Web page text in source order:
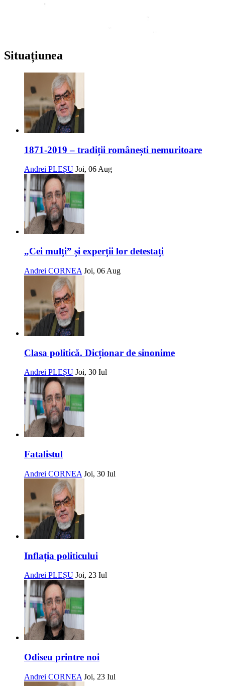
Situațiunea
1871-2019 – tradiții românești nemuritoare
Andrei PLEȘU Joi, 06 Aug
„Cei mulți” și experții lor detestați
Andrei CORNEA Joi, 06 Aug
Clasa politică. Dicționar de sinonime
Andrei PLEȘU Joi, 30 Iul
Fatalistul
Andrei CORNEA Joi, 30 Iul
Inflația politicului
Andrei PLEȘU Joi, 23 Iul
Odiseu printre noi
Andrei CORNEA Joi, 23 Iul